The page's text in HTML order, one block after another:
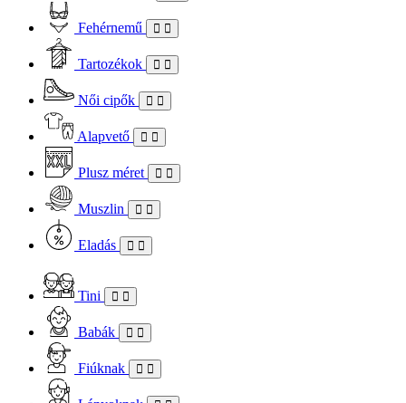
Fehérnemű
Tartozékok
Női cipők
Alapvető
Plusz méret
Muszlin
Eladás
Tini
Babák
Fiúknak